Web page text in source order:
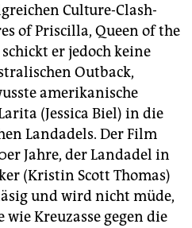
Culture-Clash-
of Priscilla, Queen of the
er jedoch keine
Outback,
amerikanische
(Jessica Biel) in die
Landadels. Der Film
Jahre, der Landadel in
(Kristin Scott Thomas)
und wird nicht müde,
Kreuzasse gegen die